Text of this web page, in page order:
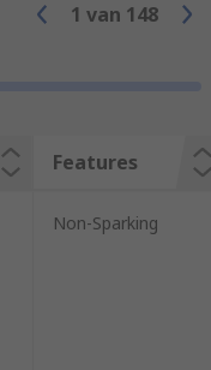
1 van 148
Features
Non-Sparking